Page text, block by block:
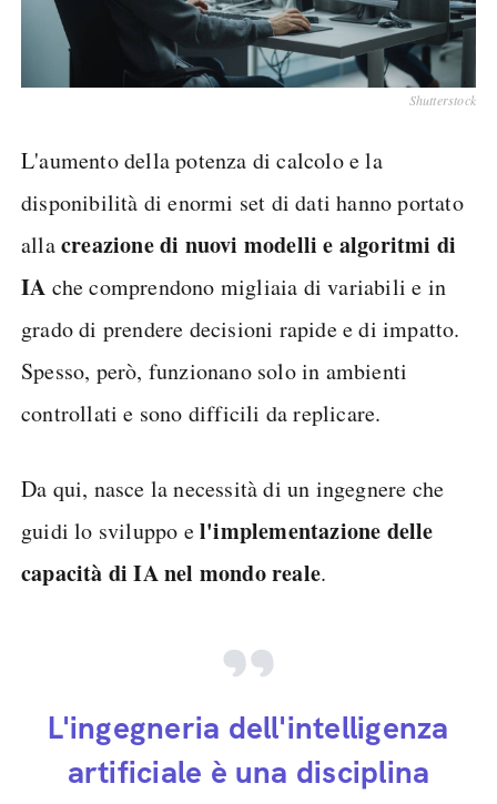
Shutterstock
L'aumento della potenza di calcolo e la
disponibilità di enormi set di dati hanno portato
allacreazione di nuovi modelli e algoritmi di
IA che comprendono migliaia di variabili e in
grado di prendere decisioni rapide e di impatto.
Spesso, però, funzionano solo in ambienti
controllati e sono difficili da replicare.
Da qui, nasce la necessità di un ingegnere che
guidi lo sviluppo el'implementazione delle
capacità di IA nel mondo reale.
L'ingegneria dell'intelligenza
artificiale è una disciplina